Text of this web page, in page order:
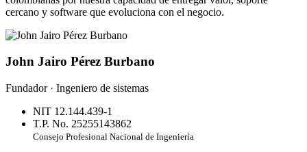
cercano y software que evoluciona con el negocio.
John Jairo Pérez Burbano
Fundador · Ingeniero de sistemas
NIT 12.144.439-1
T.P. No. 25255143862
Consejo Profesional Nacional de Ingeniería